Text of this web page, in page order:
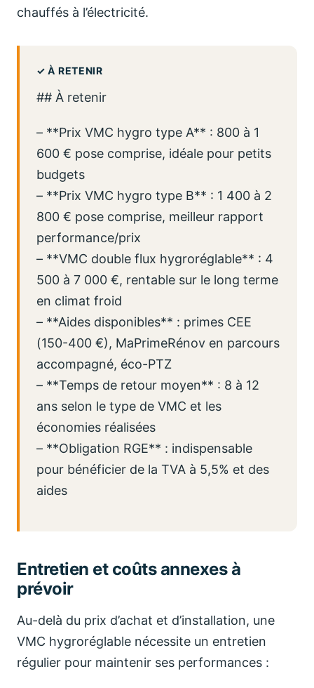
chauffés à l’électricité.
## À retenir
– **Prix VMC hygro type A** : 800 à 1
600 € pose comprise, idéale pour petits
budgets
– **Prix VMC hygro type B** : 1 400 à 2
800 € pose comprise, meilleur rapport
performance/prix
– **VMC double flux hygroréglable** : 4
500 à 7 000 €, rentable sur le long terme
en climat froid
– **Aides disponibles** : primes CEE
(150-400 €), MaPrimeRénov en parcours
accompagné, éco-PTZ
– **Temps de retour moyen** : 8 à 12
ans selon le type de VMC et les
économies réalisées
– **Obligation RGE** : indispensable
pour bénéficier de la TVA à 5,5% et des
aides
Entretien et coûts annexes à
prévoir
Au-delà du prix d’achat et d’installation, une
VMC hygroréglable nécessite un entretien
régulier pour maintenir ses performances :